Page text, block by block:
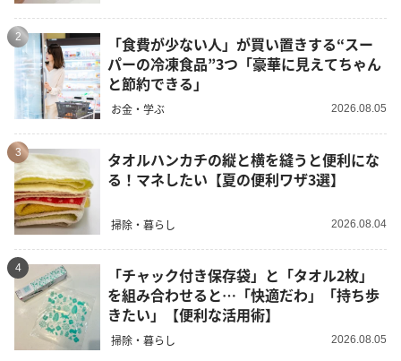
2
「食費が少ない人」が買い置きする“スー
パーの冷凍食品”3つ「豪華に見えてちゃん
と節約できる」
お金・学ぶ 2026.08.05
3
タオルハンカチの縦と横を縫うと便利にな
る！マネしたい【夏の便利ワザ3選】
掃除・暮らし 2026.08.04
4
「チャック付き保存袋」と「タオル2枚」
を組み合わせると…「快適だわ」「持ち歩
きたい」【便利な活用術】
掃除・暮らし 2026.08.05